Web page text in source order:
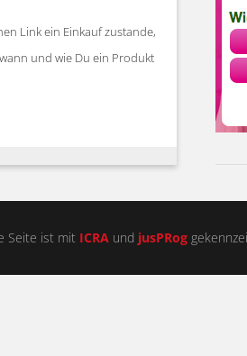
Link ein Einkauf zustande,
und wie Du ein Produkt
Seite ist mit ICRAund jusPRog